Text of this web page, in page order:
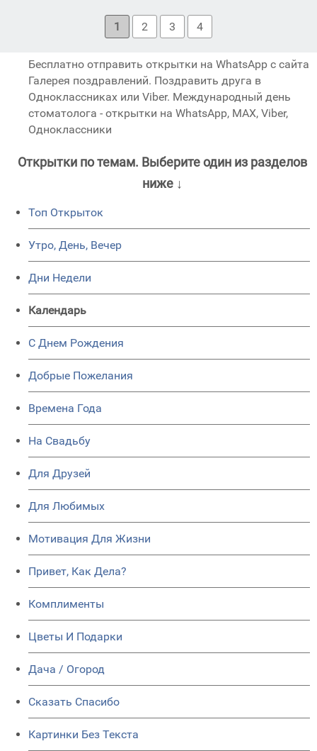
1 2 3 4
Бесплатно отправить открытки на WhatsApp с сайта
Галерея поздравлений. Поздравить друга в
Одноклассниках или Viber. Международный день
стоматолога - открытки на WhatsApp, MAX, Viber,
Одноклассники
Открытки по темам. Выберите один из разделов
ниже ↓
Топ Открыток
Утро, День, Вечер
Дни Недели
Календарь
C Днем Рождения
Добрые Пожелания
Времена Года
На Свадьбу
Для Друзей
Для Любимых
Мотивация Для Жизни
Привет, Как Дела?
Комплименты
Цветы И Подарки
Дача / Огород
Сказать Спасибо
Картинки Без Текста